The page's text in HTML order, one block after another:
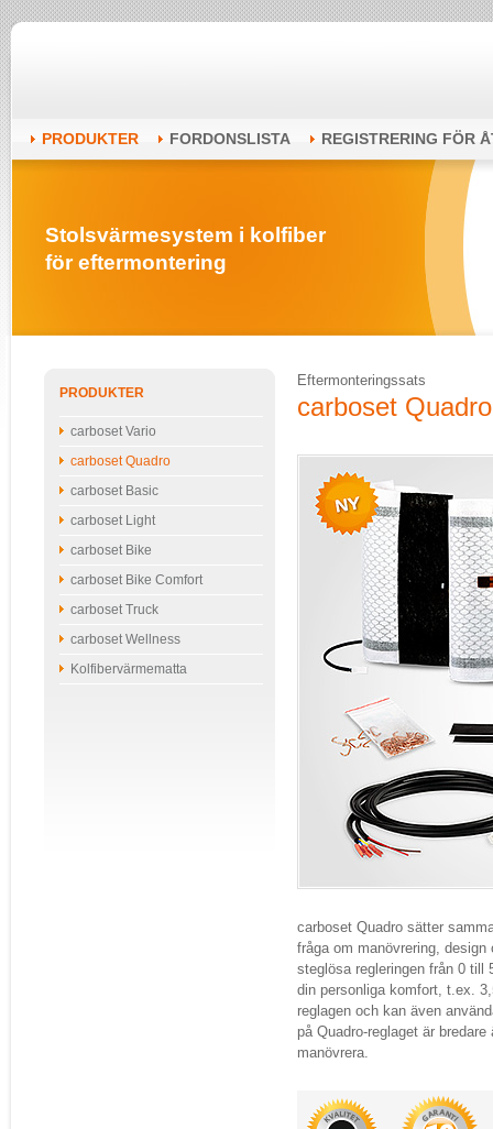
PRODUKTER FORDONSLISTA REGISTRERING FÖR
Stolsvärmesystem i kolfiber
för eftermontering
PRODUKTER
carboset Vario
carboset Quadro
carboset Basic
carboset Light
carboset Bike
carboset Bike Comfort
carboset Truck
carboset Wellness
Kolfibervärmematta
Eftermonteringssats
carboset
carboset Quadro sätter
fråga om manövrering,
steglösa regleringen från 0 till
din personliga komfort, t.ex.
reglagen och kan även
på Quadro-reglaget är
manövrera.